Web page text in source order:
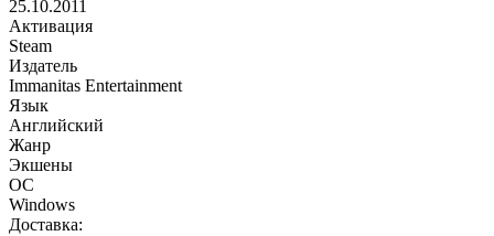
25.10.2011
Активация
Steam
Издатель
Immanitas Entertainment
Язык
Английский
Жанр
Экшены
ОС
Windows
Доставка: